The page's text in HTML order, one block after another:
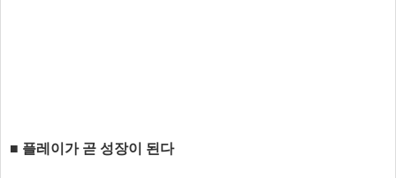
■ 플레이가 곧 성장이 된다